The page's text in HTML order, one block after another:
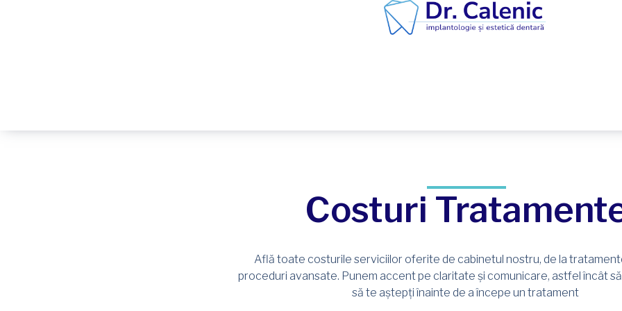
Costuri
Află toate costurile serviciilor oferite de cabinetul nostru, de la
proceduri avansate. Punem accent pe claritate și comunicare, astfel încât
să te aștepți înainte de a începe un tratament